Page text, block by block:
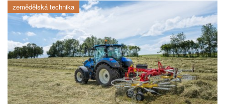
zemědělská technika